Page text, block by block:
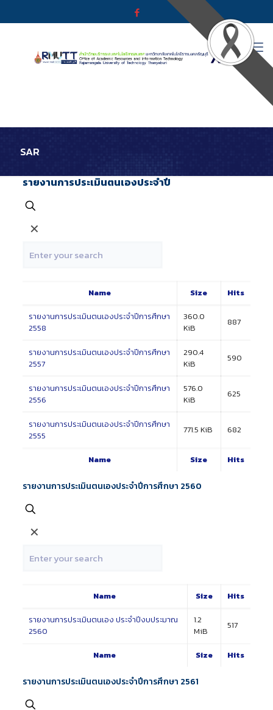
SAR
รายงานการประเมินตนเองประจำปี
✕
Name Size Hits
Name Size Hits
รายงานการประเมินตนเองประจำปีการศึกษา
2558
360.0
KiB
887
รายงานการประเมินตนเองประจำปีการศึกษา
2557
290.4
KiB
590
รายงานการประเมินตนเองประจำปีการศึกษา
2556
576.0
KiB
625
รายงานการประเมินตนเองประจำปีการศึกษา
2555
771.5 KiB 682
รายงานการประเมินตนเองประจำปีการศึกษา 2560
✕
Name Size Hits
Name Size Hits
รายงานการประเมินตนเอง ประจำปีงบประมาณ
2560
1.2
MiB
517
รายงานการประเมินตนเองประจำปีการศึกษา 2561